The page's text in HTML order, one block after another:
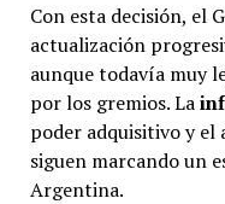
Con esta decisión, el
actualización
aunque todavía muy
por los gremios. La
poder adquisitivo y
siguen marcando un
Argentina.